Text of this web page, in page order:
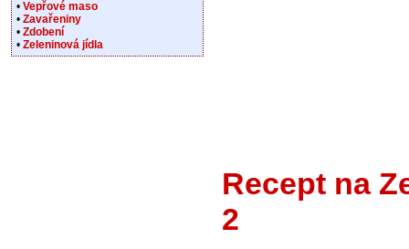
Recept na
2
• Vepřové maso
• Zavařeniny
• Zdobení
• Zeleninová jídla